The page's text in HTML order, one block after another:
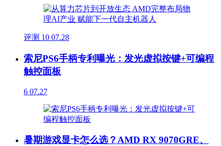
评测 10 07.28
索尼PS6手柄专利曝光：发光虚拟按键+可编程
触控面板
6 07.27
暑期游戏显卡怎么选？AMD RX 9070GRE、